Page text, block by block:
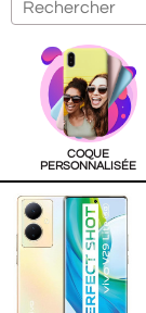
COQUE
PERSONNALISÉE